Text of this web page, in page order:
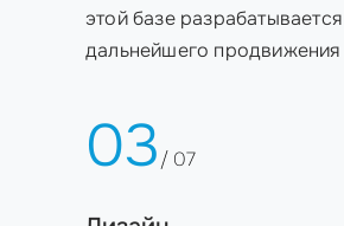
этой базе
дальнейшего продвижения
03/ 07